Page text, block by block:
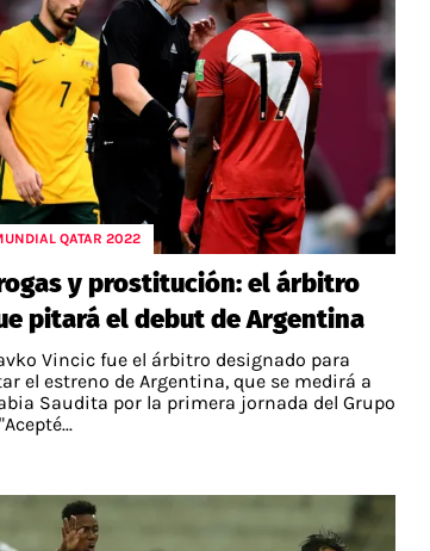
QATAR 2022
y prostitución: el árbitro
pitará el debut de Argentina
Vincic fue el árbitro designado para
el estreno de Argentina, que se medirá a
Saudita por la primera jornada del Grupo